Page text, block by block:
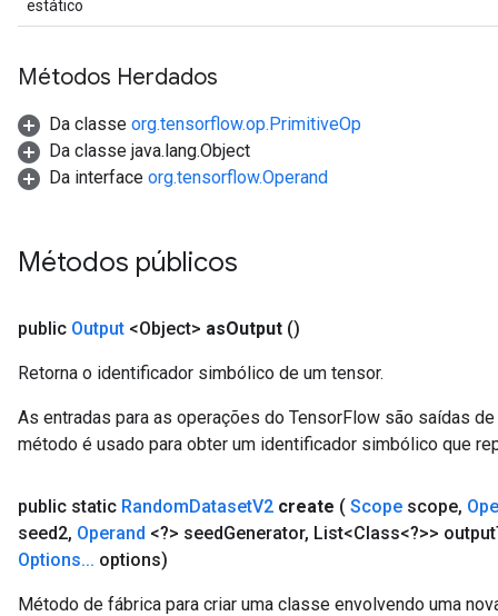
estático
Métodos Herdados
Da classe org.tensorflow.op.PrimitiveOp
Da classe java.lang.Object
Da interface org.tensorflow.Operand
Métodos públicos
public Output <Object> asOutput ()
Retorna o identificador simbólico de um tensor.
As entradas para as operações do TensorFlow são saídas
método é usado para obter um identificador simbólico que
public static RandomDatasetV2 create ( Scope scope,
seed2, Operand <?> seedGenerator, List<Class<?>> output
Options... options)
Método de fábrica para criar uma classe envolvendo uma